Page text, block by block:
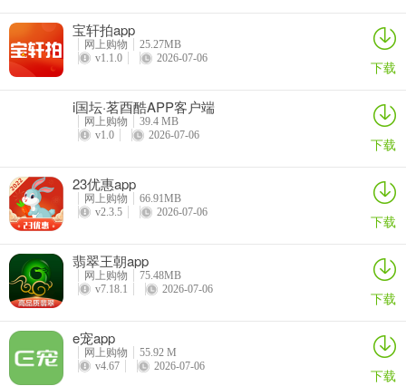
宝轩拍app
网上购物
25.27MB
v1.1.0
2026-07-06 下载
i国坛·茗酉酷APP客户端
网上购物
39.4 MB
v1.0
2026-07-06 下载
23优惠app
网上购物
66.91MB
v2.3.5
2026-07-06 下载
翡翠王朝app
网上购物
75.48MB
v7.18.1
2026-07-06 下载
e宠app
网上购物
55.92 M
v4.67
2026-07-06 下载